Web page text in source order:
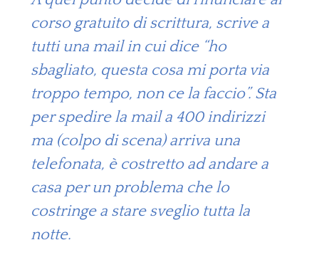
corso gratuito di scrittura, scrive a
tutti una mail in cui dice “ho
sbagliato, questa cosa mi porta via
troppo tempo, non ce la faccio”. Sta
per spedire la mail a 400 indirizzi
ma (colpo di scena) arriva una
telefonata, è costretto ad andare a
casa per un problema che lo
costringe a stare sveglio tutta la
notte.